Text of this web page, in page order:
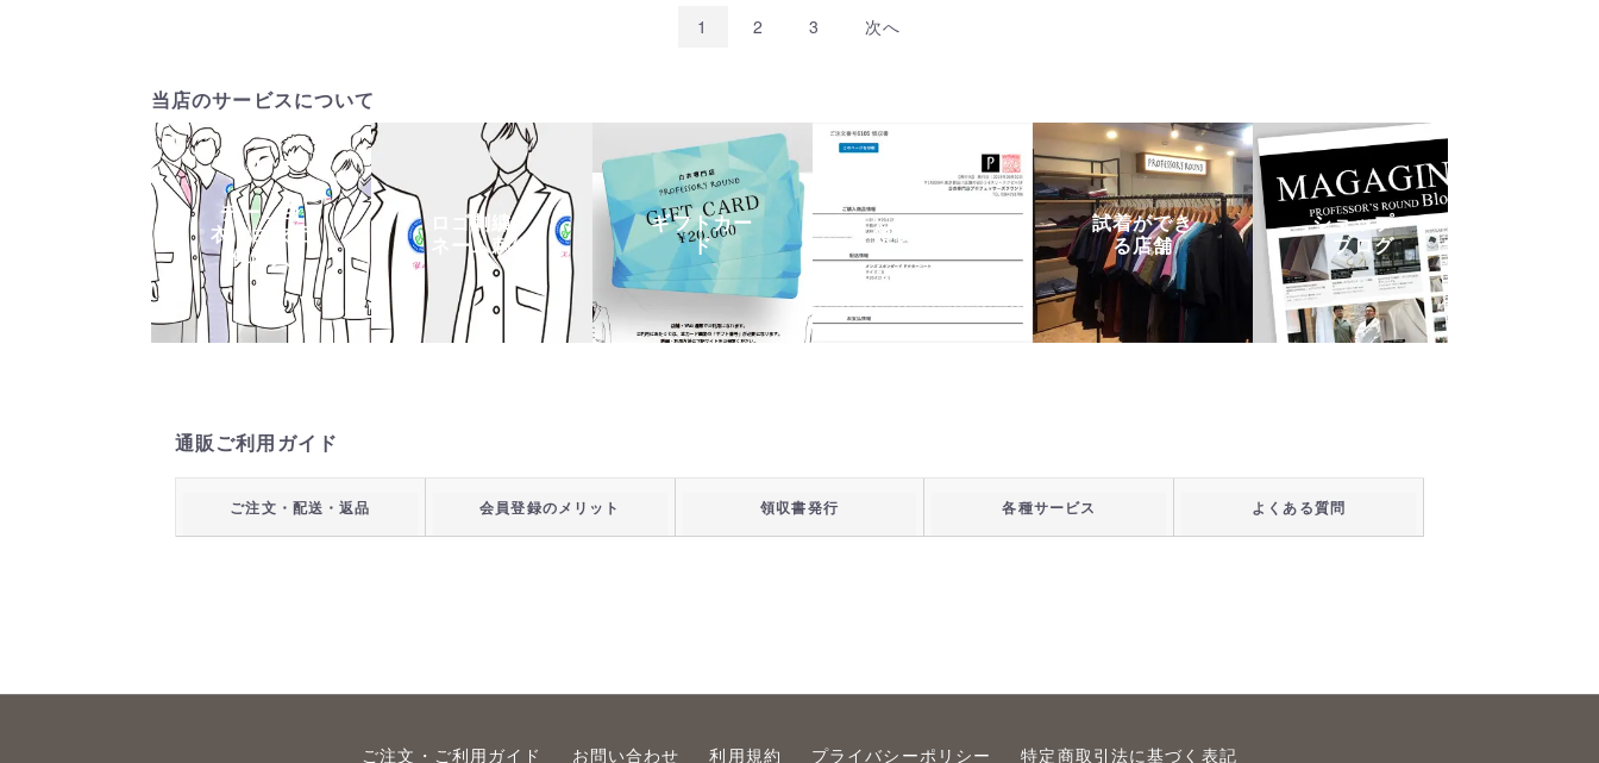
1 2 3 次へ
当店のサービスについて
チーム白
衣・白衣団
体購入
ロゴ刺繍・
ネーム刺繍
ギフトカー
ド
領収書発行
試着ができ
る店舗
ショップ・
ブログ
通販ご利用ガイド
ご注文・配送・返品 会員登録のメリット 領収書発行 各種サービス よくある質問
ご注文・ご利用ガイド お問い合わせ 利用規約 プライバシーポリシー 特定商取引法に基づく表記